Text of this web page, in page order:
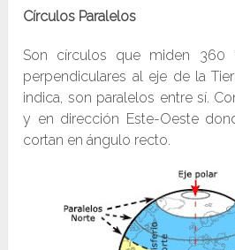
Círculos Paralelos
Son círculos que miden 360
perpendiculares al eje de la
indica, son paralelos entre sí.
y en dirección Este-Oeste
cortan en ángulo recto.